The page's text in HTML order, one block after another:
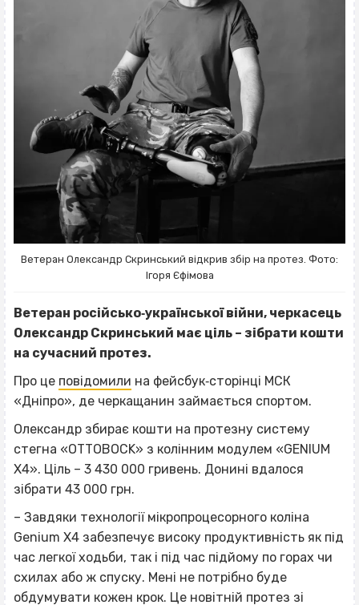
Ветеран Олександр Скринський відкрив збір на протез. Фото:
Ігоря Єфімова
Ветеран російсько‐української війни, черкасець
Олександр Скринський має ціль – зібрати кошти
на сучасний протез.
Про це повідомили на фейсбук‐сторінці МСК
«Дніпро», де черкащанин займається спортом.
Олександр збирає кошти на протезну систему
стегна «OTTOBOCK» з колінним модулем «GENIUM
X4». Ціль – 3 430 000 гривень. Донині вдалося
зібрати 43 000 грн.
– Завдяки технології мікропроцесорного коліна
Genium X4 забезпечує високу продуктивність як під
час легкої ходьби, так і під час підйому по горах чи
схилах або ж спуску. Мені не потрібно буде
обдумувати кожен крок. Це новітній протез зі